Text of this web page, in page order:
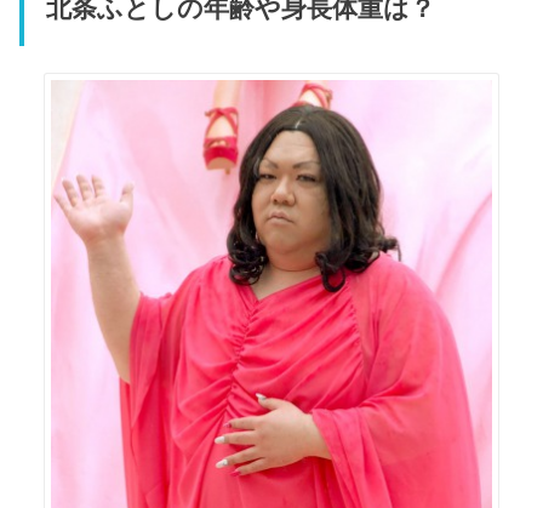
北条ふとしの年齢や身長体重は？